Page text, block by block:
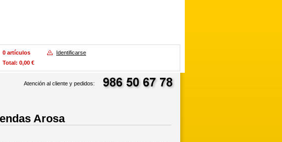
0 artículos
Total: 0,00 €
Identificarse
Atención al cliente y pedidos:
Arosa